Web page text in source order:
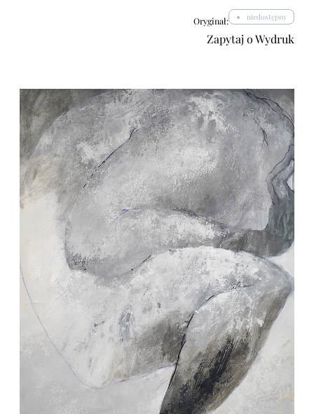
Oryginał: niedostępny
Zapytaj o Wydruk